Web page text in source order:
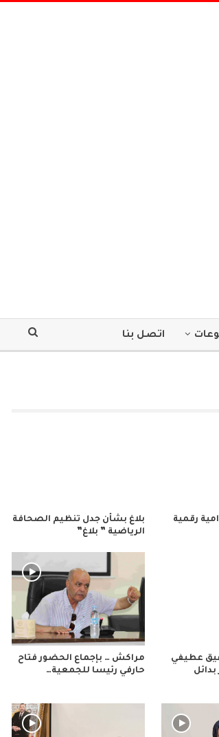
اتصل بنا
رقمية
بلاغ بشأن جدل تنظيم الصحافة
الرياضية ” بلاغ”
عطيفي
مراكش … بإجماع الحضور فتاح
حارفي رئيسا للجمعية…